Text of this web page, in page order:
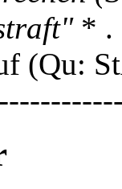
* .
(Qu: